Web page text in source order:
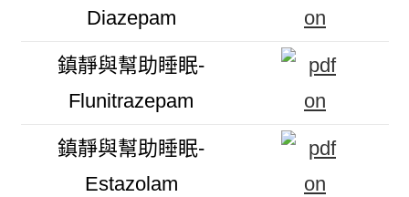
Diazepam
鎮靜與幫助睡眠-
Flunitrazepam
鎮靜與幫助睡眠-
Estazolam